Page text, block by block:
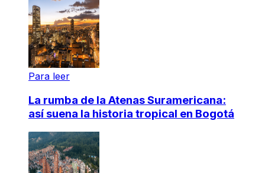
Para leer
La rumba de la Atenas Suramericana:
así suena la historia tropical en Bogotá